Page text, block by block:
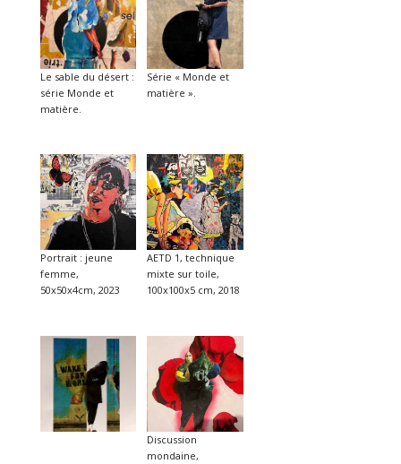
Le sable du désert :
série Monde et
matière.
Série « Monde et
matière ».
Portrait : jeune
femme,
50x50x4cm, 2023
AETD 1, technique
mixte sur toile,
100x100x5 cm, 2018
Discussion
mondaine,